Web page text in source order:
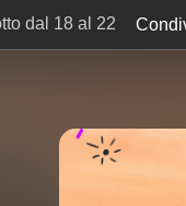
dal 18 al 22